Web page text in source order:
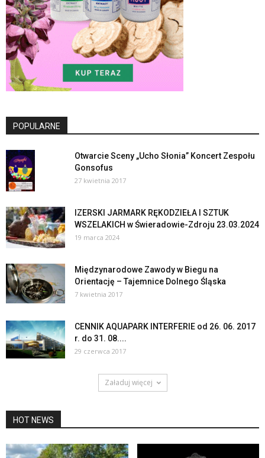
POPULARNE
Otwarcie Sceny „Ucho Słonia” Koncert Zespołu
Gonsofus
27 kwietnia 2017
IZERSKI JARMARK RĘKODZIEŁA I SZTUK
WSZELAKICH w Świeradowie-Zdroju 23.03.2024
19 marca 2024
Międzynarodowe Zawody w Biegu na
Orientację – Tajemnice Dolnego Śląska
7 kwietnia 2017
CENNIK AQUAPARK INTERFERIE od 26. 06. 2017
r. do 31. 08....
29 czerwca 2017
Załaduj więcej
HOT NEWS